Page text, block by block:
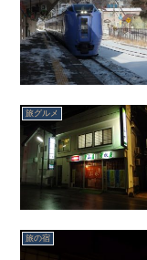
旅グルメ
旅の宿